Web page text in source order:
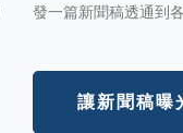
發一篇新聞稿透通到
讓新聞稿曝